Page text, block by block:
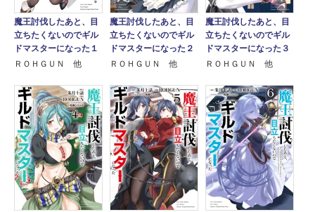
魔王討伐したあと、目
立ちたくないのでギル
ドマスターになった１
ＲＯＨＧＵＮ 他
魔王討伐したあと、目
立ちたくないのでギル
ドマスターになった２
ＲＯＨＧＵＮ 他
魔王討伐したあと、目
立ちたくないのでギル
ドマスターになった３
ＲＯＨＧＵＮ 他